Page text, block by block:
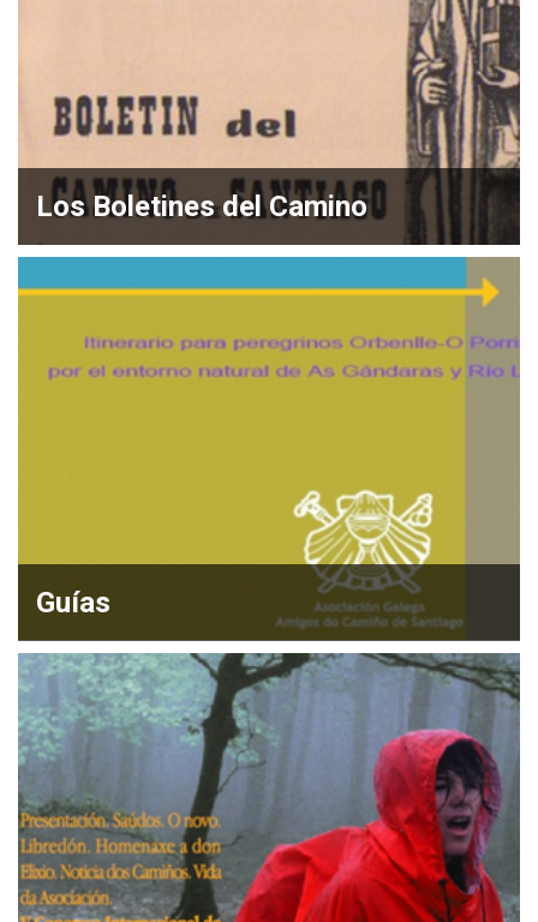
Los Boletines del Camino
Guías